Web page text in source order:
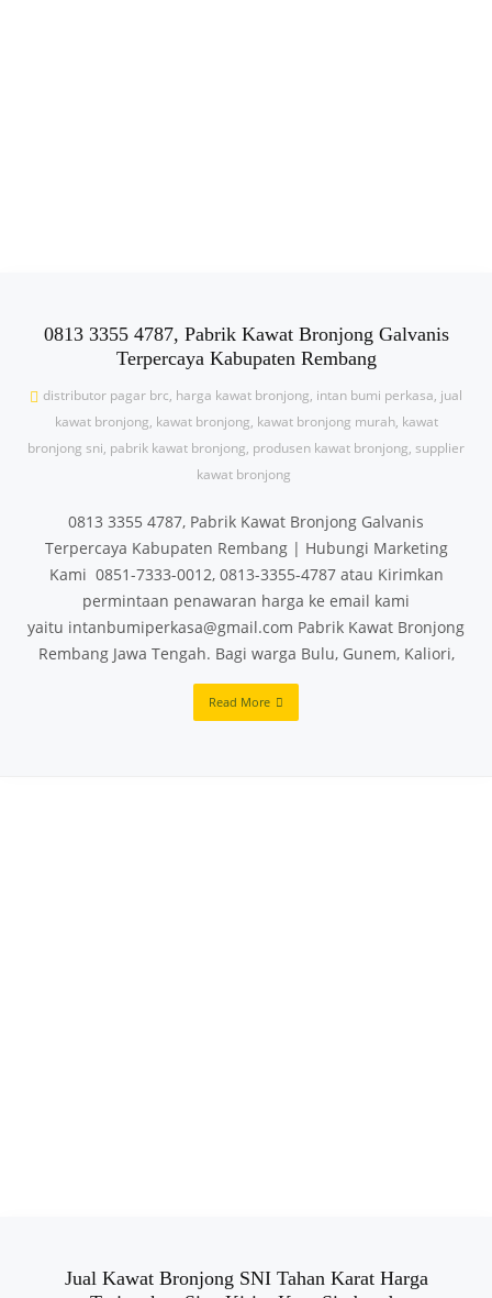
0813 3355 4787, Pabrik Kawat Bronjong Galvanis
Terpercaya Kabupaten Rembang
distributor pagar brc, harga kawat bronjong, intan bumi perkasa, jual
kawat bronjong, kawat bronjong, kawat bronjong murah, kawat
bronjong sni, pabrik kawat bronjong, produsen kawat bronjong, supplier
kawat bronjong
0813 3355 4787, Pabrik Kawat Bronjong Galvanis
Terpercaya Kabupaten Rembang | Hubungi Marketing
Kami 0851-7333-0012, 0813-3355-4787 atau Kirimkan
permintaan penawaran harga ke email kami
yaitu intanbumiperkasa@gmail.com Pabrik Kawat Bronjong
Rembang Jawa Tengah. Bagi warga Bulu, Gunem, Kaliori,
Read More
Jual Kawat Bronjong SNI Tahan Karat Harga